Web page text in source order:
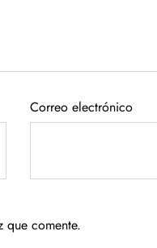
Correo electrónico
que comente.